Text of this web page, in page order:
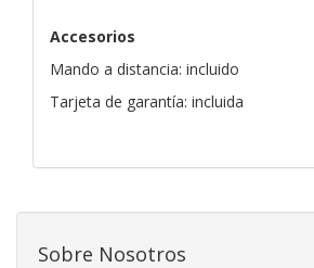
Accesorios
Mando a distancia: incluido
Tarjeta de garantía: incluida
Sobre Nosotros